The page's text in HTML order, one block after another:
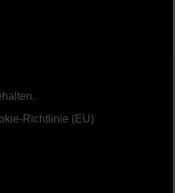
Richtlinie (EU)